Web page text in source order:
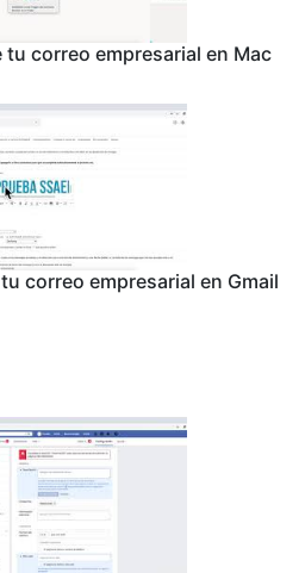
correo empresarial en Mac
correo empresarial en Gmail